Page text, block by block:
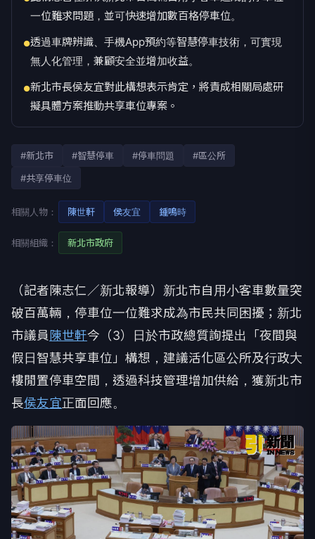
一位難求問題，並可快速增加數百格停車位。
●透過車牌辨識、手機App預約等智慧停車技術，可實現
無人化管理，兼顧安全並增加收益。
●新北市長侯友宜對此構想表示肯定，將責成相關局處研
擬具體方案推動共享車位專案。
#新北市 #智慧停車 #停車問題
#區公所
#共享停車位
相關人物： 陳世軒 侯友宜 鍾鳴時
相關組織： 新北市政府
（記者陳志仁／新北報導）新北市自用小客車數量突
破百萬輛，停車位一位難求成為市民共同困擾；新北
市議員陳世軒今（3）日於市政總質詢提出「夜間與
假日智慧共享車位」構想，建議活化區公所及行政大
樓閒置停車空間，透過科技管理增加供給，獲新北市
長侯友宜正面回應。